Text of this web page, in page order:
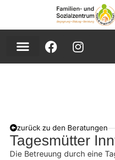
zurück zu den Beratungen
Tagesmütter
Die Betreuung durch eine